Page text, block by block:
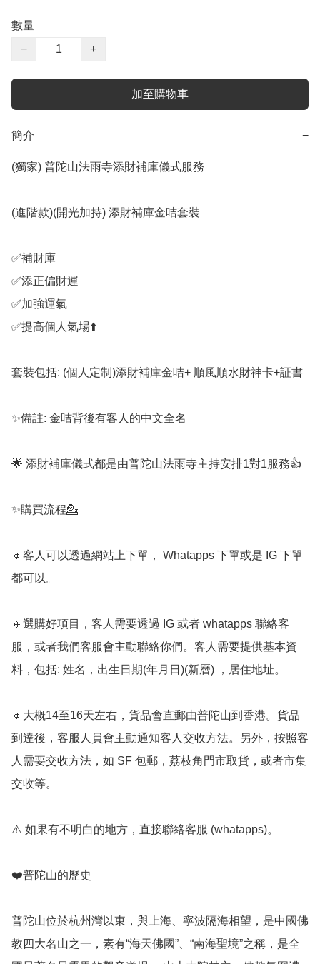
數量
−
+
加至購物車
簡介 −
(獨家) 普陀山法雨寺添財補庫儀式服務
(進階款)(開光加持) 添財補庫金咭套裝
✅️補財庫
✅️添正偏財運
✅️加強運氣
✅️提高個人氣場⬆️
套裝包括: (個人定制)添財補庫金咭+ 順風順水財神卡+証書
✨️備註: 金咭背後有客人的中文全名
🌟 添財補庫儀式都是由普陀山法雨寺主持安排1對1服務👍
✨️購買流程💁
🔸️客人可以透過網站上下單， Whatapps 下單或是 IG 下單
都可以。
🔸️選購好項目，客人需要透過 IG 或者 whatapps 聯絡客
服，或者我們客服會主動聯絡你們。客人需要提供基本資
料，包括: 姓名，出生日期(年月日)(新曆) ，居住地址。
🔸️大概14至16天左右，貨品會直郵由普陀山到香港。貨品
到達後，客服人員會主動通知客人交收方法。另外，按照客
人需要交收方法，如 SF 包郵，荔枝角門市取貨，或者市集
交收等。
⚠️ 如果有不明白的地方，直接聯絡客服 (whatapps)。
❤️普陀山的歷史
普陀山位於杭州灣以東，與上海、寧波隔海相望，是中國佛
教四大名山之一，素有“海天佛國”、“南海聖境”之稱，是全